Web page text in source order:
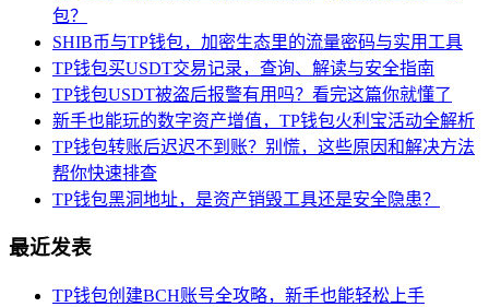
包？
SHIB币与TP钱包，加密生态里的流量密码与实用工具
TP钱包买USDT交易记录，查询、解读与安全指南
TP钱包USDT被盗后报警有用吗？看完这篇你就懂了
新手也能玩的数字资产增值，TP钱包火利宝活动全解析
TP钱包转账后迟迟不到账？别慌，这些原因和解决方法
帮你快速排查
TP钱包黑洞地址，是资产销毁工具还是安全隐患？
最近发表
TP钱包创建BCH账号全攻略，新手也能轻松上手